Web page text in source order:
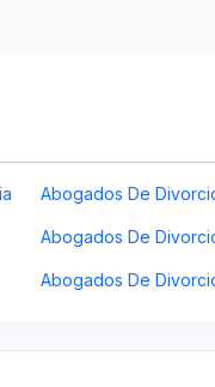
Abogados De
Abogados De
Abogados De